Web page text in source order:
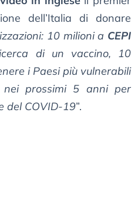
dell’Italia di donare
10 milioni a CEPI
di un vaccino, 10
i Paesi più vulnerabili
nei prossimi 5 anni per
del COVID-19”.